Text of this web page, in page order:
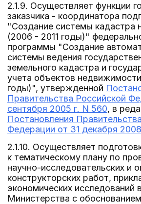
2.1.9. Осуществляет функции
заказчика - координатора
"Создание системы кадастра
(2006 - 2011 годы)"
программы "Создание
системы ведения
земельного кадастра и
учета объектов
годы)", утвержденной
Правительства Российской
сентября 2005 г. N 560, в
Постановления
Федерации от 31 декабря 2008
2.1.10. Осуществляет
к тематическому плану по
научно-исследовательских и
конструкторских работ,
экономических исследований
Министерства с обоснованием